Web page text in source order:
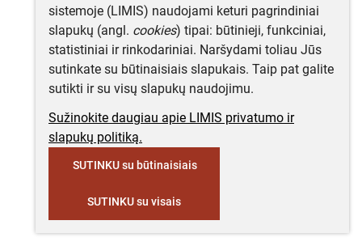
sistemoje (LIMIS) naudojami keturi pagrindiniai
slapukų (angl. cookies) tipai: būtinieji, funkciniai,
statistiniai ir rinkodariniai. Naršydami toliau Jūs
sutinkate su būtinaisiais slapukais. Taip pat galite
sutikti ir su visų slapukų naudojimu.
Sužinokite daugiau apie LIMIS privatumo ir
slapukų politiką.
SUTINKU su būtinaisiais
SUTINKU su visais